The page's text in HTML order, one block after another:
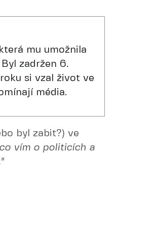
mu umožnila
zadržen 6.
si vzal život ve
média.
byl zabit?) ve
vím o politicích a